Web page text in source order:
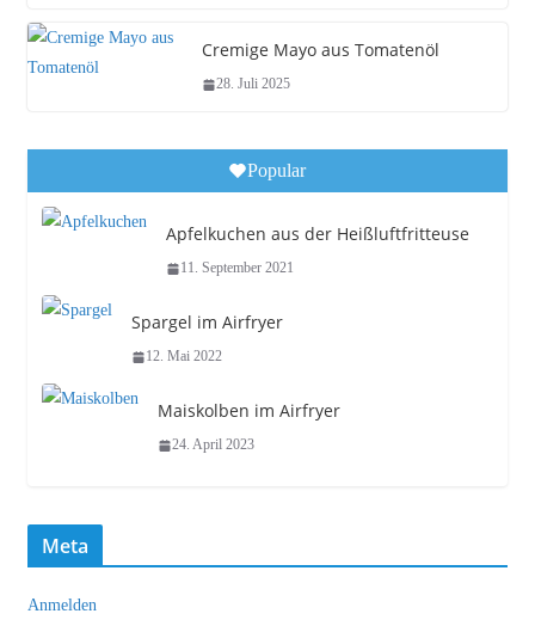
Cremige Mayo aus Tomatenöl
28. Juli 2025
Popular
Apfelkuchen aus der Heißluftfritteuse
11. September 2021
Spargel im Airfryer
12. Mai 2022
Maiskolben im Airfryer
24. April 2023
Meta
Anmelden